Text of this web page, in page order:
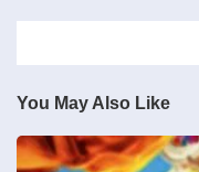
You May Also Like